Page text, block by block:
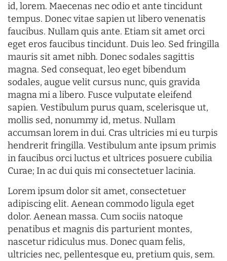
id, lorem. Maecenas nec odio et ante tincidunt
tempus. Donec vitae sapien ut libero venenatis
faucibus. Nullam quis ante. Etiam sit amet orci
eget eros faucibus tincidunt. Duis leo. Sed fringilla
mauris sit amet nibh. Donec sodales sagittis
magna. Sed consequat, leo eget bibendum
sodales, augue velit cursus nunc, quis gravida
magna mi a libero. Fusce vulputate eleifend
sapien. Vestibulum purus quam, scelerisque ut,
mollis sed, nonummy id, metus. Nullam
accumsan lorem in dui. Cras ultricies mi eu turpis
hendrerit fringilla. Vestibulum ante ipsum primis
in faucibus orci luctus et ultrices posuere cubilia
Curae; In ac dui quis mi consectetuer lacinia.
Lorem ipsum dolor sit amet, consectetuer
adipiscing elit. Aenean commodo ligula eget
dolor. Aenean massa. Cum sociis natoque
penatibus et magnis dis parturient montes,
nascetur ridiculus mus. Donec quam felis,
ultricies nec, pellentesque eu, pretium quis, sem.